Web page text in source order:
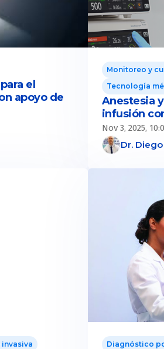
el
apoyo de
Monitoreo y
Tecnología
Anestesia
infusión
Nov 3, 2025,
Dr.
Diagnóstico